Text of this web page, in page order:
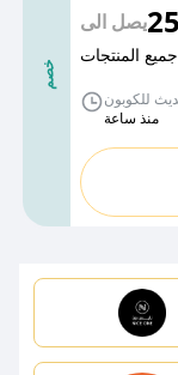
خصم
يصل الى25
المنتجات
للكوبون
منذ ساعة